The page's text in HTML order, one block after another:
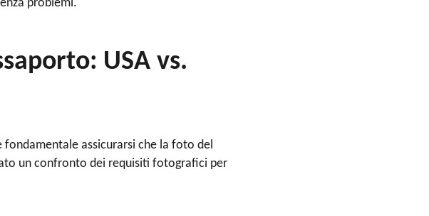
problemi.
USA vs.
fondamentale assicurarsi che la foto del
un confronto dei requisiti fotografici per